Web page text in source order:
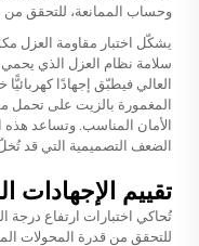
وحساب الممانعة، للتحقق من
يشكّل اختبار مقاومة العزل
سلامة نظام العزل الذي يحمي
العالي فيطبّق إجهادًا
المغمورة بالزيت على تحمل
الأمان المناسب. وتساعد هذه
الضعف التصميمية التي قد
تقييم الإجهادات
تُحاكي اختبارات ارتفاع درجة
للتحقق من قدرة المحولات